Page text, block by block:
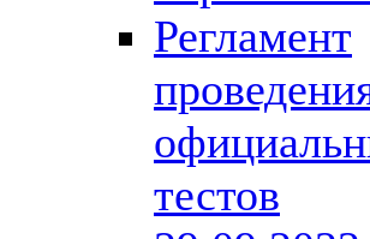
Регламент
тестов